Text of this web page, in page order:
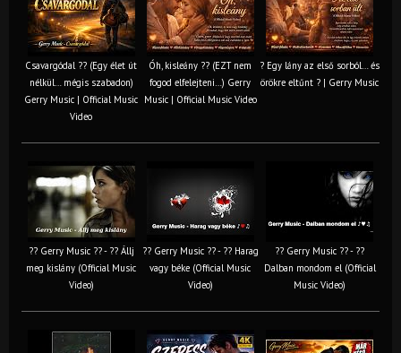
Csavargódal ?? (Egy élet út
nélkül… mégis szabadon)
Gerry Music | Official Music
Video
Óh, kisleány ?? (EZT nem
fogod elfelejteni…) Gerry
Music | Official Music Video
? Egy lány az első sorból… és
örökre eltűnt ? | Gerry Music
?? Gerry Music ?? - ?? Állj
meg kislány (Official Music
Video)
?? Gerry Music ?? - ?? Harag
vagy béke (Official Music
Video)
?? Gerry Music ?? - ??
Dalban mondom el (Official
Music Video)